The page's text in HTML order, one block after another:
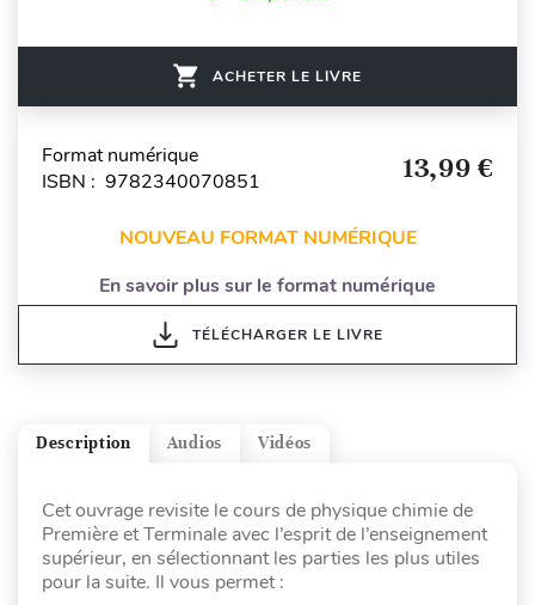
ACHETER LE LIVRE
Format numérique
ISBN : 9782340070851
13,99 €
NOUVEAU FORMAT NUMÉRIQUE
En savoir plus sur le format numérique
TÉLÉCHARGER LE LIVRE
Vidéos
Audios
Description
Cet ouvrage revisite le cours de physique chimie de
Première et Terminale avec l’esprit de l’enseignement
supérieur, en sélectionnant les parties les plus utiles
pour la suite. Il vous permet :